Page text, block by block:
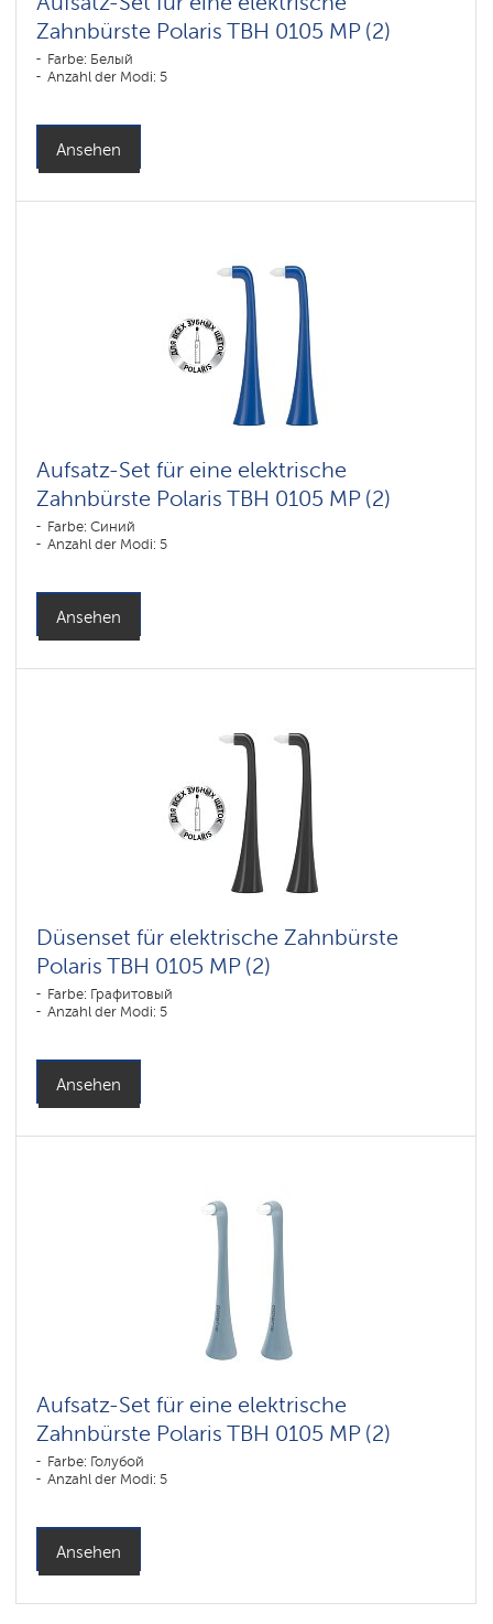
Zahnbürste Polaris TBH 0105 MP (2)
Farbe: Белый
Anzahl der Modi: 5
Ansehen
Aufsatz-Set für eine elektrische
Zahnbürste Polaris TBH 0105 MP (2)
Farbe: Синий
Anzahl der Modi: 5
Ansehen
Düsenset für elektrische Zahnbürste
Polaris TBH 0105 MP (2)
Farbe: Графитовый
Anzahl der Modi: 5
Ansehen
Aufsatz-Set für eine elektrische
Zahnbürste Polaris TBH 0105 MP (2)
Farbe: Голубой
Anzahl der Modi: 5
Ansehen